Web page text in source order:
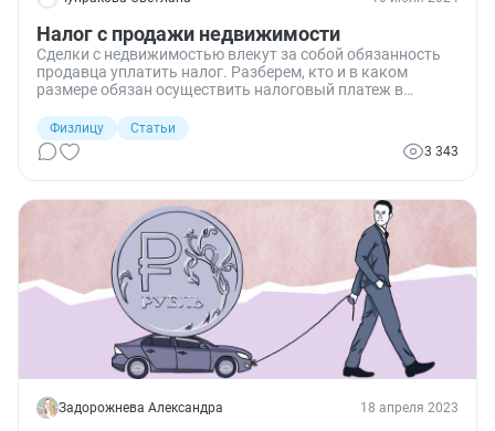
Налог с продажи недвижимости
Сделки с недвижимостью влекут за собой обязанность
продавца уплатить налог. Разберем, кто и в каком
размере обязан осуществить налоговый платеж в
Физлицу
Статьи
3 343
Задорожнева Александра 18 апреля 2023